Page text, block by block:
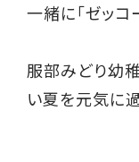
一緒に「ゼッ
服部みどり幼
い夏を元気に